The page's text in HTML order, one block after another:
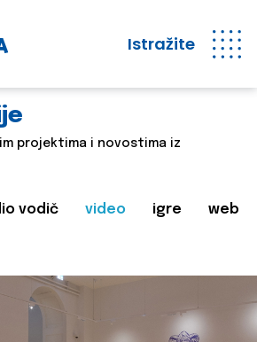
Istražite
projektima i novostima iz
vodič video igre web